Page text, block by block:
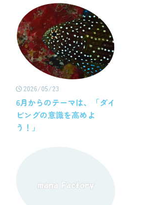
2026/05/23
6月からのテーマは、「ダイ
ビングの意識を高めよ
う！」